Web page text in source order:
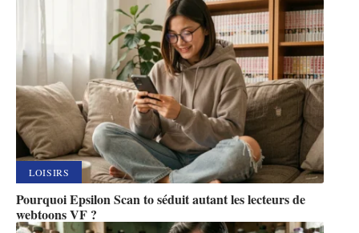
LOISIRS
Pourquoi Epsilon Scan to séduit autant les lecteurs de
webtoons VF ?